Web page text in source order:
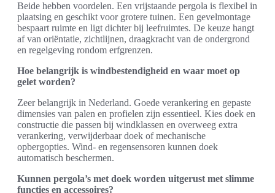
Beide hebben voordelen. Een vrijstaande pergola is flexibel in
plaatsing en geschikt voor grotere tuinen. Een gevelmontage
bespaart ruimte en ligt dichter bij leefruimtes. De keuze hangt
af van oriëntatie, zichtlijnen, draagkracht van de ondergrond
en regelgeving rondom erfgrenzen.
Hoe belangrijk is windbestendigheid en waar moet op
gelet worden?
Zeer belangrijk in Nederland. Goede verankering en gepaste
dimensies van palen en profielen zijn essentieel. Kies doek en
constructie die passen bij windklassen en overweeg extra
verankering, verwijderbaar doek of mechanische
opbergopties. Wind- en regensensoren kunnen doek
automatisch beschermen.
Kunnen pergola’s met doek worden uitgerust met slimme
functies en accessoires?